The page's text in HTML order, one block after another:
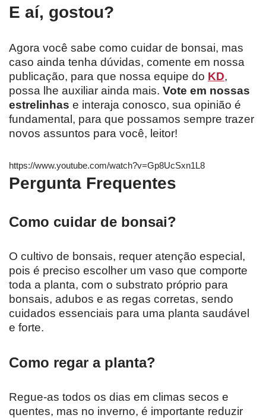
E aí, gostou?
Agora você sabe como cuidar de bonsai, mas
caso ainda tenha dúvidas, comente em nossa
publicação, para que nossa equipe do KD,
possa lhe auxiliar ainda mais. Vote em nossas
estrelinhas e interaja conosco, sua opinião é
fundamental, para que possamos sempre trazer
novos assuntos para você, leitor!
https://www.youtube.com/watch?v=Gp8UcSxn1L8
Pergunta Frequentes
Como cuidar de bonsai?
O cultivo de bonsais, requer atenção especial,
pois é preciso escolher um vaso que comporte
toda a planta, com o substrato próprio para
bonsais, adubos e as regas corretas, sendo
cuidados essenciais para uma planta saudável
e forte.
Como regar a planta?
Regue-as todos os dias em climas secos e
quentes, mas no inverno, é importante reduzir